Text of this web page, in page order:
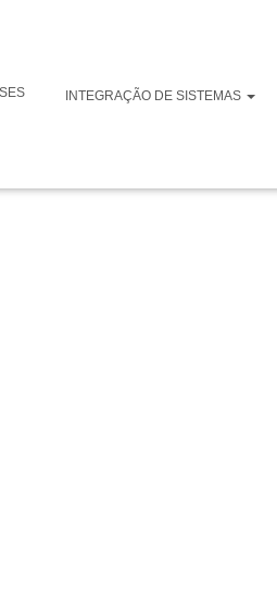
INTEGRAÇÃO DE SISTEMAS